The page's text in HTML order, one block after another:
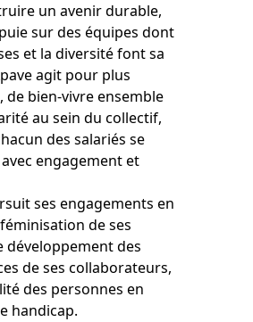
un avenir durable,
sur des équipes dont
et la diversité font sa
agit pour plus
de bien-vivre ensemble
au sein du collectif,
des salariés se
engagement et
ses engagements en
de ses
développement des
de ses collaborateurs,
des personnes en
handicap.